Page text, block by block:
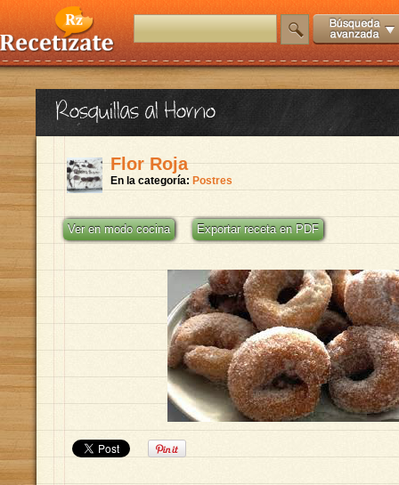
Rosquillas al Horno
Flor Roja
En la categoría: Postres
Ver en modo cocina Exportar receta en PDF